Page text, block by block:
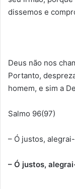
dissemos e
Deus não nos
Portanto,
homem, e sim a
Salmo 96(97)
– Ó justos,
– Ó justos,